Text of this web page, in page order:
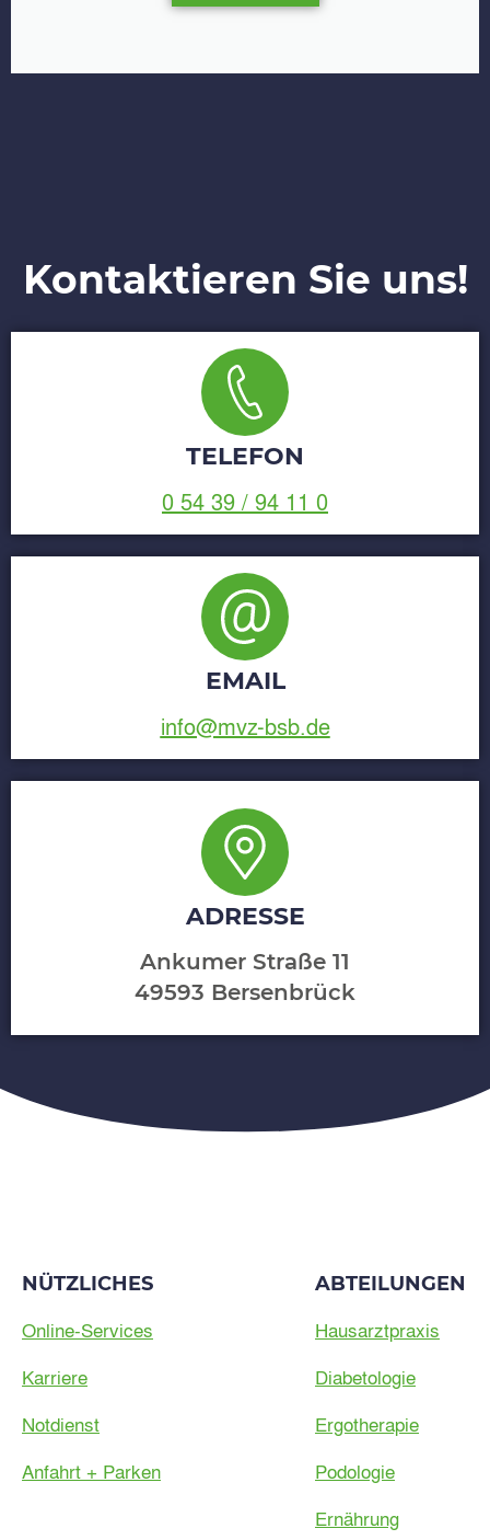
Kontaktieren Sie uns!
TELEFON
0 54 39 / 94 11 0
EMAIL
info@mvz-bsb.de
ADRESSE
Ankumer Straße 11
49593 Bersenbrück
NÜTZLICHES
Online-Services
Karriere
Notdienst
Anfahrt + Parken
ABTEILUNGEN
Hausarztpraxis
Diabetologie
Ergotherapie
Podologie
Ernährung